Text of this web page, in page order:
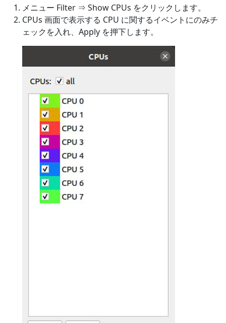
メニュー Filter ⇒ Show CPUs をクリックします。
CPUs 画面で表示する CPU に関するイベントにのみチ
ェックを入れ、Apply を押下します。